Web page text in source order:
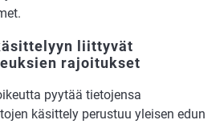
liittyvät
rajoitukset
pyytää tietojensa
käsittely perustuu yleisen edun